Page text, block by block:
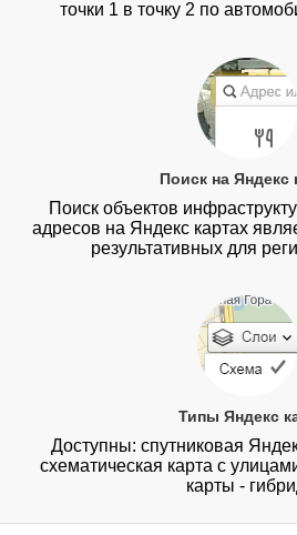
точки 1 в точку 2 по
Поиск на Яндекс
Поиск объектов
адресов на Яндекс картах
результативных для
Типы Яндекс
Доступны: спутниковая
схематическая карта с
карты -